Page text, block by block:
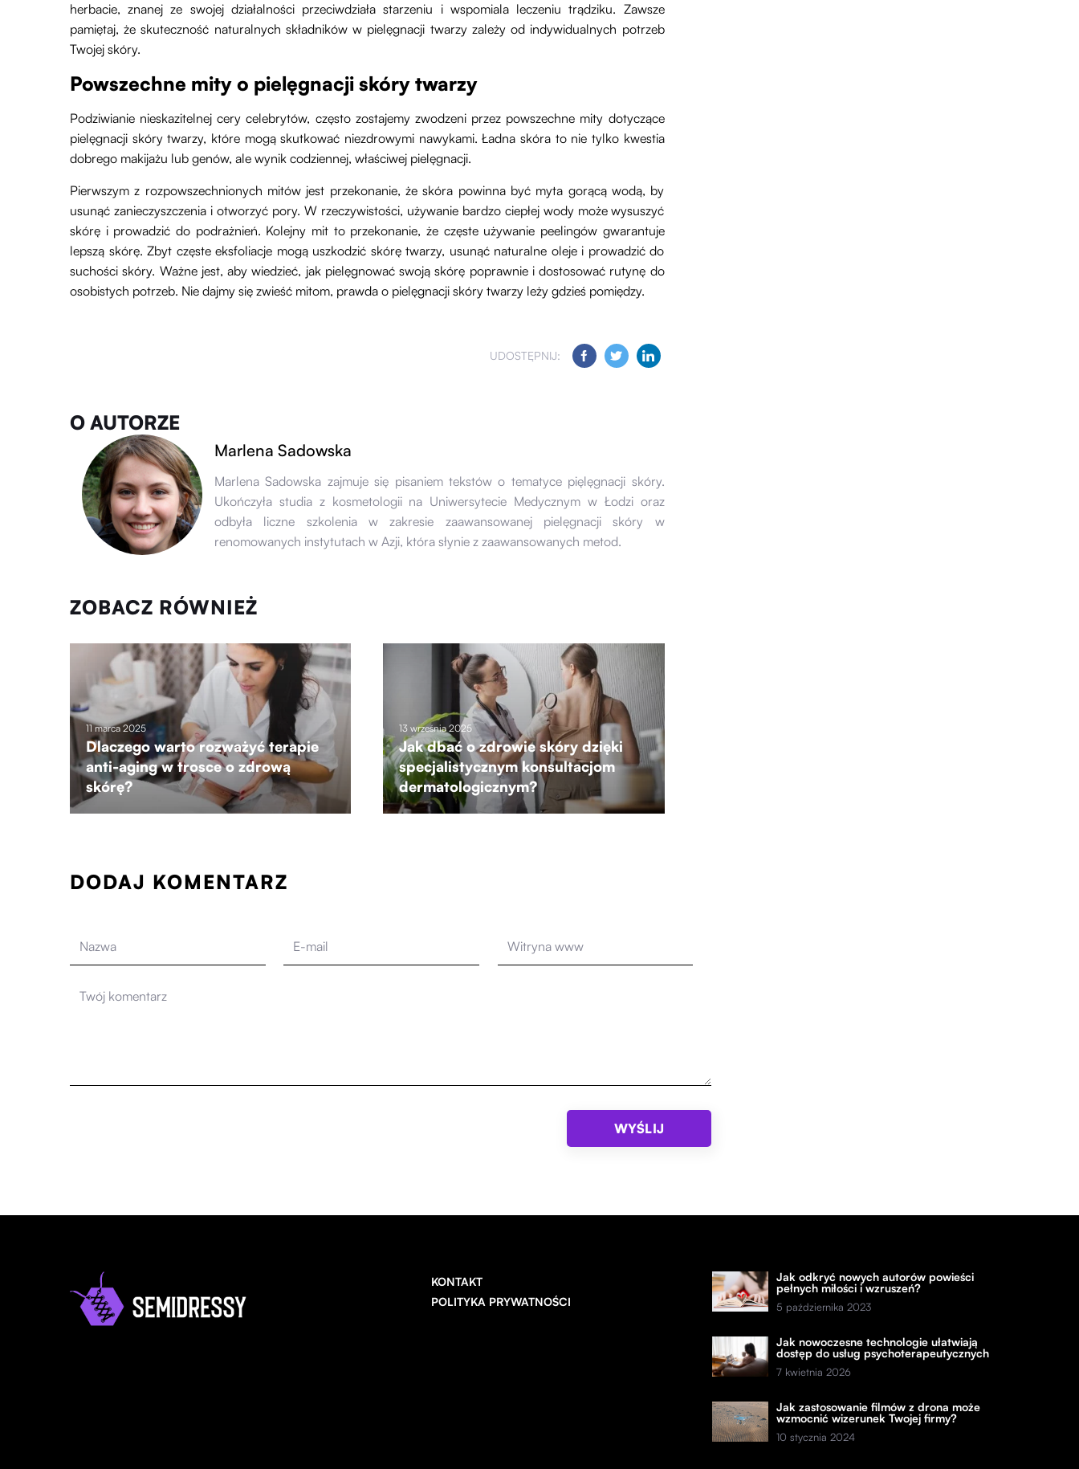
herbacie, znanej ze swojej działalności przeciwdziała starzeniu i wspomiala leczeniu trądziku. Zawsze
pamiętaj, że skuteczność naturalnych składników w pielęgnacji twarzy zależy od indywidualnych potrzeb
Twojej skóry.
Powszechne mity o pielęgnacji skóry twarzy
Podziwianie nieskazitelnej cery celebrytów, często zostajemy zwodzeni przez powszechne mity dotyczące
pielęgnacji skóry twarzy, które mogą skutkować niezdrowymi nawykami. Ładna skóra to nie tylko kwestia
dobrego makijażu lub genów, ale wynik codziennej, właściwej pielęgnacji.
Pierwszym z rozpowszechnionych mitów jest przekonanie, że skóra powinna być myta gorącą wodą, by
usunąć zanieczyszczenia i otworzyć pory. W rzeczywistości, używanie bardzo ciepłej wody może wysuszyć
skórę i prowadzić do podrażnień. Kolejny mit to przekonanie, że częste używanie peelingów gwarantuje
lepszą skórę. Zbyt częste eksfoliacje mogą uszkodzić skórę twarzy, usunąć naturalne oleje i prowadzić do
suchości skóry. Ważne jest, aby wiedzieć, jak pielęgnować swoją skórę poprawnie i dostosować rutynę do
osobistych potrzeb. Nie dajmy się zwieść mitom, prawda o pielęgnacji skóry twarzy leży gdzieś pomiędzy.
UDOSTĘPNIJ:
O AUTORZE
Marlena Sadowska
Marlena Sadowska zajmuje się pisaniem tekstów o tematyce pięlęgnacji skóry.
Ukończyła studia z kosmetologii na Uniwersytecie Medycznym w Łodzi oraz
odbyła liczne szkolenia w zakresie zaawansowanej pielęgnacji skóry w
renomowanych instytutach w Azji, która słynie z zaawansowanych metod.
ZOBACZ RÓWNIEŻ
11 marca 2025
Dlaczego warto rozważyć terapie
anti-aging w trosce o zdrową
skórę?
13 września 2025
Jak dbać o zdrowie skóry dzięki
specjalistycznym konsultacjom
dermatologicznym?
DODAJ KOMENTARZ
KONTAKT
POLITYKA PRYWATNOŚCI
Jak odkryć nowych autorów powieści
pełnych miłości i wzruszeń?
5 października 2023
Jak nowoczesne technologie ułatwiają
dostęp do usług psychoterapeutycznych
7 kwietnia 2026
Jak zastosowanie filmów z drona może
wzmocnić wizerunek Twojej firmy?
10 stycznia 2024